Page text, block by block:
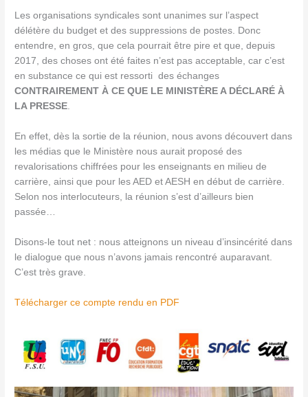
Les organisations syndicales sont unanimes sur l’aspect
délétère du budget et des suppressions de postes. Donc
entendre, en gros, que cela pourrait être pire et que, depuis
2017, des choses ont été faites n’est pas acceptable, car c’est
en substance ce qui est ressorti des échanges
CONTRAIREMENT À CE QUE LE MINISTÈRE A DÉCLARÉ À
LA PRESSE
En effet, dès la sortie de la réunion, nous avons découvert dans
les médias que le Ministère nous aurait proposé des
revalorisations chiffrées pour les enseignants en milieu de
carrière, ainsi que pour les AED et AESH en début de carrière.
Selon nos interlocuteurs, la réunion s’est d’ailleurs bien
passée…
Disons-le tout net : nous atteignons un niveau d’insincérité dans
le dialogue que nous n’avons jamais rencontré auparavant.
C’est très grave.
Télécharger ce compte rendu en PDF